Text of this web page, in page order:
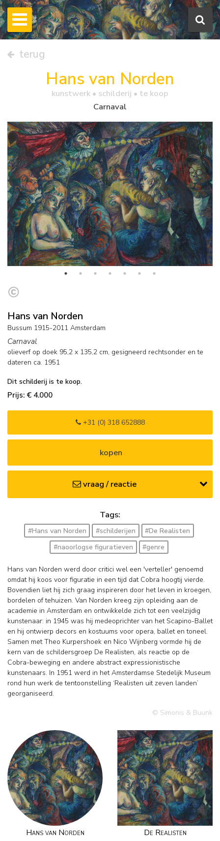
terug
Hans van Norden
kunstwerk • schilderij • te koop
Carnaval
Hans van Norden
Bussum 1915-2011 Amsterdam
Carnaval
olieverf op doek 95,2 x 135,2 cm, gesigneerd rechtsonder ente
dateren ca. 1951
Dit schilderij is te koop.
Prijs: € 4.000
+31 (0) 318 652888
kopen
vraag / reactie
Tags:
#Hans van Norden #schilderijen
#De Realisten
#naoorlogse figuratieven
#genre
Hans van Norden werd door critici wel een 'verteller' genoemd
omdat hij koos voor figuratie in een tijd dat Cobra hoogtij vierde.
Bovendien liet hij zich graag inspireren door het leven in kroegen,
bordelen of tehuizen. Van Norden kreeg zijn opleiding aan de
academie in Amsterdam en ontwikkelde zich tot een veelzijdig
kunstenaar: in 1945 was hij medeoprichter van het Scapino-Ballet
en hij ontwierp decors en kostuums voor opera, ballet en toneel.
Samen met Theo Kurpershoek en Nico Wijnberg vormde hij de
kern van de schildersgroep De Realisten, als reactie op de
Cobra-beweging en andere abstract expressionistische
kunstenaars. In 1951 werd in het Amsterdamse Stedelijk Museum
rond hun werk de tentoonstelling ‘Realisten uit zeven landen’
georganiseerd.
© Simonis & Buunk
Hans van Norden De Realisten